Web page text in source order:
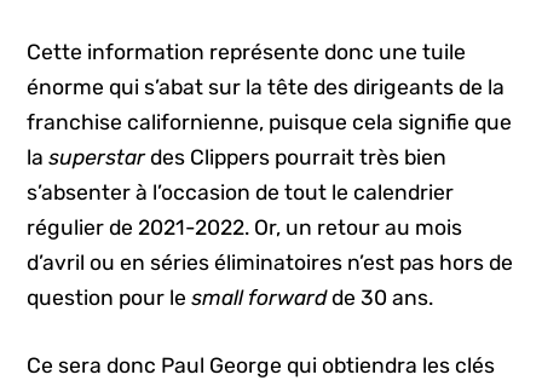
Cette information représente donc une tuile
énorme qui s’abat sur la tête des dirigeants de la
franchise californienne, puisque cela signifie que
lasuperstardes Clippers pourrait très bien
s’absenter à l’occasion de tout le calendrier
régulier de 2021-2022. Or, un retour au mois
d’avril ou en séries éliminatoires n’est pas hors de
question pour lesmall forwardde 30 ans.
Ce sera donc Paul George qui obtiendra les clés